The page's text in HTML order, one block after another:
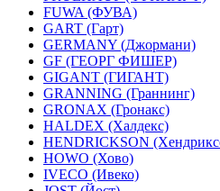
FUWA (ФУВА)
GART (Гарт)
GERMANY (Джормани)
GF (ГЕОРГ ФИШЕР)
GIGANT (ГИГАНТ)
GRANNING (Граннинг)
GRONAX (Гронакс)
HALDEX (Халдекс)
HENDRICKSON
HOWO (Хово)
IVECO (Ивеко)